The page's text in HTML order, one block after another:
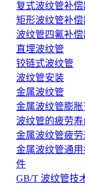
复式波纹管补偿
矩形波纹管补偿
波纹管四氟补偿
直埋波纹管
铰链式波纹管
波纹管安装
金属波纹管
金属波纹管膨胀
波纹管的疲劳寿
金属波纹管疲
金属波纹管通用
件
GB/T 波纹管技